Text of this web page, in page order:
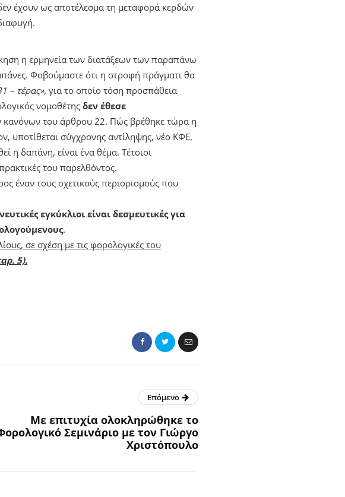
έχουν ως αποτέλεσμα τη μεταφορά κερδών
η ερμηνεία των διατάξεων των παραπάνω
Φοβούμαστε ότι η στροφή πράγματι θα
– τέρας», για το οποίο τόση προσπάθεια
νομοθέτης δεν έθεσε
του άρθρου 22. Πώς βρέθηκε τώρα η
υποτίθεται σύγχρονης αντίληψης, νέο ΚΦΕ,
η δαπάνη, είναι ένα θέμα. Τέτοιοι
του παρελθόντος.
έναν τους σχετικούς περιορισμούς που
εγκύκλιοι είναι δεσμευτικές για
.
σε σχέση με τις φορολογικές του
5).
Επόμενο
Με επιτυχία ολοκληρώθηκε το
Σεμινάριο με τον Γιώργο
Χριστόπουλο